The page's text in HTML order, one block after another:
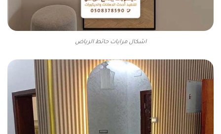
اشكال مرايات حائط الرياض